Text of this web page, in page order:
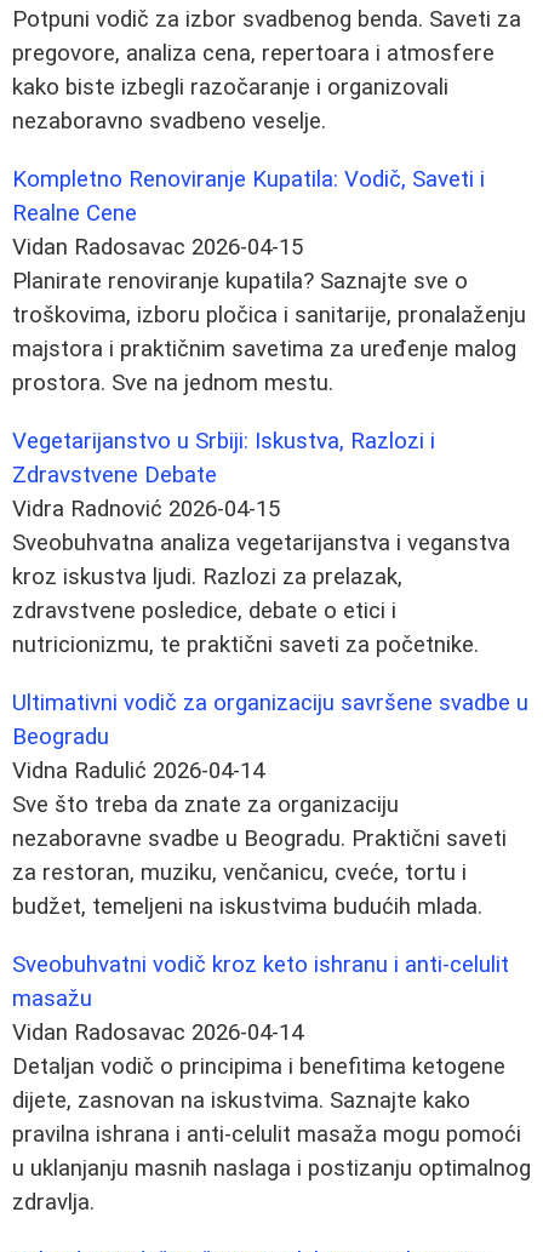
Potpuni vodič za izbor svadbenog benda. Saveti za
pregovore, analiza cena, repertoara i atmosfere
kako biste izbegli razočaranje i organizovali
nezaboravno svadbeno veselje.
Kompletno Renoviranje Kupatila: Vodič, Saveti i
Realne Cene
Vidan Radosavac 2026-04-15
Planirate renoviranje kupatila? Saznajte sve o
troškovima, izboru pločica i sanitarije, pronalaženju
majstora i praktičnim savetima za uređenje malog
prostora. Sve na jednom mestu.
Vegetarijanstvo u Srbiji: Iskustva, Razlozi i
Zdravstvene Debate
Vidra Radnović 2026-04-15
Sveobuhvatna analiza vegetarijanstva i veganstva
kroz iskustva ljudi. Razlozi za prelazak,
zdravstvene posledice, debate o etici i
nutricionizmu, te praktični saveti za početnike.
Ultimativni vodič za organizaciju savršene svadbe u
Beogradu
Vidna Radulić 2026-04-14
Sve što treba da znate za organizaciju
nezaboravne svadbe u Beogradu. Praktični saveti
za restoran, muziku, venčanicu, cveće, tortu i
budžet, temeljeni na iskustvima budućih mlada.
Sveobuhvatni vodič kroz keto ishranu i anti-celulit
masažu
Vidan Radosavac 2026-04-14
Detaljan vodič o principima i benefitima ketogene
dijete, zasnovan na iskustvima. Saznajte kako
pravilna ishrana i anti-celulit masaža mogu pomoći
u uklanjanju masnih naslaga i postizanju optimalnog
zdravlja.